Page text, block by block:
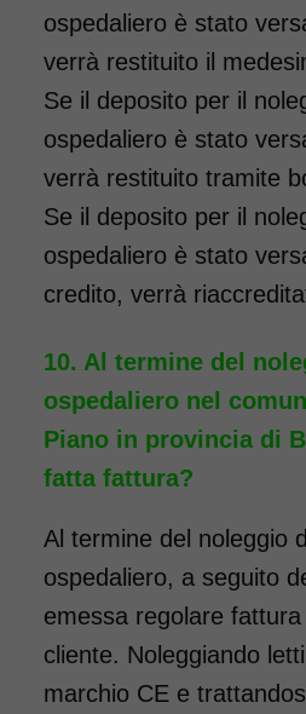
ospedaliero è stato
verrà restituito il
Se il deposito per il
ospedaliero è stato
verrà restituito tramite
Se il deposito per il
ospedaliero è stato
credito, verrà
Al termine del
ospedaliero nel
Piano in provincia di
fatta fattura?
Al termine del noleggio
ospedaliero, a seguito
emessa regolare fattura
cliente. Noleggiando
marchio CE e